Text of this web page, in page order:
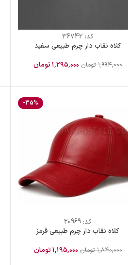
کد: 36742
کلاه نقاب دار چرم طبیعی سفید
۱,۹۹۴,۰۰۰ تومان ۱,۲۹۵,۰۰۰تومان
-35%
کد: 20969
کلاه نقاب دار چرم طبیعی قرمز
۱,۸۴۰,۰۰۰ تومان ۱,۱۹۵,۰۰۰تومان